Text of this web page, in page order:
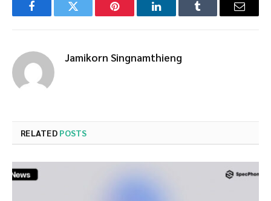
FacebookTwitter Pinterest LinkedInTumblr Email
Jamikorn Singnamthieng
RELATED POSTS